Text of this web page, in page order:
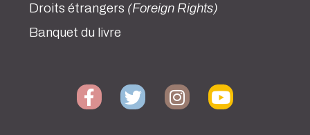
Droits étrangers (Foreign Rights)
Banquet du livre